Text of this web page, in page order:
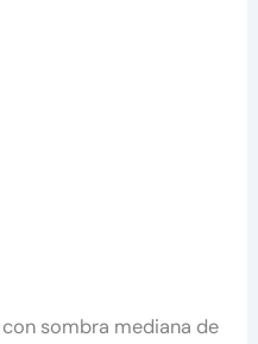
con sombra mediana de